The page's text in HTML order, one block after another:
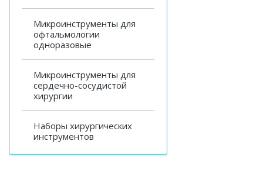
Микроинструменты для
офтальмологии
одноразовые
Микроинструменты для
сердечно-сосудистой
хирургии
Наборы хирургических
инструментов